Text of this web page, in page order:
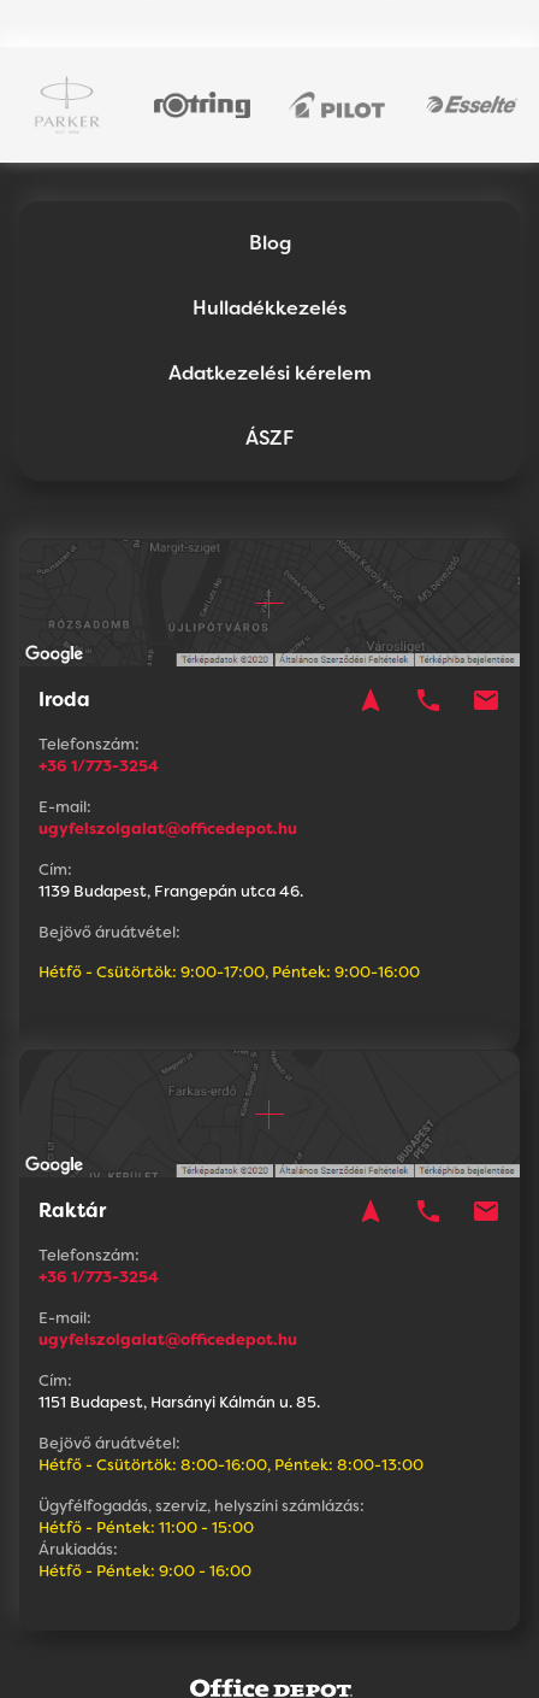
Blog
Hulladékkezelés
Adatkezelési kérelem
ÁSZF
Iroda navigation phone mail
Telefonszám:
+36 1/773-3254
E-mail:
ugyfelszolgalat@officedepot.hu
Cím:
1139 Budapest, Frangepán utca 46.
Bejövő áruátvétel:
Hétfő - Csütörtök: 9:00-17:00, Péntek: 9:00-16:00
Raktár navigation phone mail
Telefonszám:
+36 1/773-3254
E-mail:
ugyfelszolgalat@officedepot.hu
Cím:
1151 Budapest, Harsányi Kálmán u. 85.
Bejövő áruátvétel:
Hétfő - Csütörtök: 8:00-16:00, Péntek: 8:00-13:00
Ügyfélfogadás, szerviz, helyszíni számlázás:
Hétfő - Péntek: 11:00 - 15:00
Árukiadás:
Hétfő - Péntek: 9:00 - 16:00